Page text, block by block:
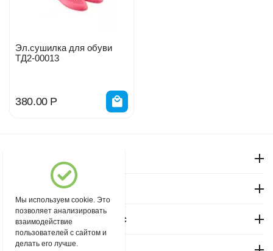
Эл.сушилка для обуви
ТД2-00013
380.00 Р
Магазин "Северный"
Покупательский сервис
Мы используем cookie. Это
позволяет анализировать
взаимодействие
пользователей с сайтом и
делать его лучше.